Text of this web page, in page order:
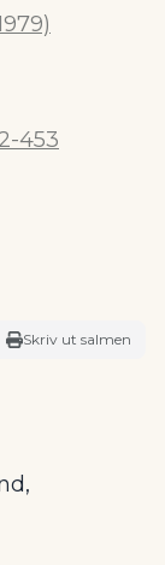
453
Skriv ut salmen